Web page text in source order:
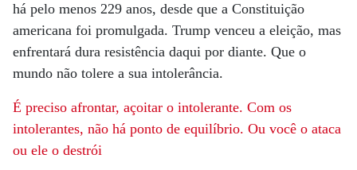
há pelo menos 229 anos, desde que a Constituição
americana foi promulgada. Trump venceu a eleição, mas
enfrentará dura resistência daqui por diante. Que o
mundo não tolere a sua intolerância.
É preciso afrontar, açoitar o intolerante. Com os
intolerantes, não há ponto de equilíbrio. Ou você o ataca
ou ele o destrói